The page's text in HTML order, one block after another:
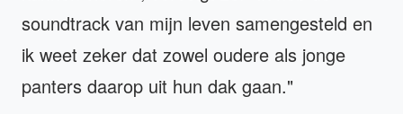
soundtrack van mijn leven samengesteld en
ik weet zeker dat zowel oudere als jonge
panters daarop uit hun dak gaan."